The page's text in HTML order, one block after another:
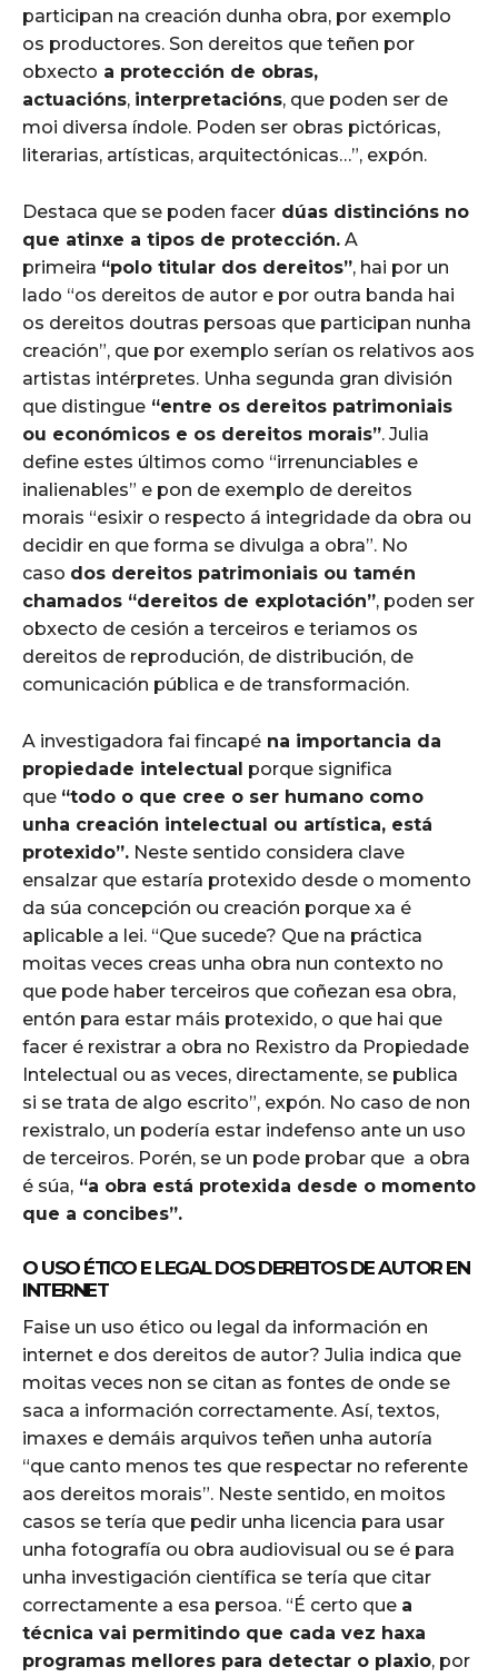
participan na creación dunha obra, por exemplo
os productores. Son dereitos que teñen por
obxecto a protección de obras,
actuacións, interpretacións, que poden ser de
moi diversa índole. Poden ser obras pictóricas,
literarias, artísticas, arquitectónicas…”, expón.
Destaca que se poden facer dúas distincións no
que atinxe a tipos de protección. A
primeira “polo titular dos dereitos”, hai por un
lado “os dereitos de autor e por outra banda hai
os dereitos doutras persoas que participan nunha
creación”, que por exemplo serían os relativos aos
artistas intérpretes. Unha segunda gran división
que distingue “entre os dereitos patrimoniais
ou económicos e os dereitos morais”. Julia
define estes últimos como “irrenunciables e
inalienables” e pon de exemplo de dereitos
morais “esixir o respecto á integridade da obra ou
decidir en que forma se divulga a obra”. No
caso dos dereitos patrimoniais ou tamén
chamados “dereitos de explotación”, poden ser
obxecto de cesión a terceiros e teriamos os
dereitos de reprodución, de distribución, de
comunicación pública e de transformación.
A investigadora fai fincapé na importancia da
propiedade intelectual porque significa
que “todo o que cree o ser humano como
unha creación intelectual ou artística, está
protexido”. Neste sentido considera clave
ensalzar que estaría protexido desde o momento
da súa concepción ou creación porque xa é
aplicable a lei. “Que sucede? Que na práctica
moitas veces creas unha obra nun contexto no
que pode haber terceiros que coñezan esa obra,
entón para estar máis protexido, o que hai que
facer é rexistrar a obra no Rexistro da Propiedade
Intelectual ou as veces, directamente, se publica
si se trata de algo escrito”, expón. No caso de non
rexistralo, un podería estar indefenso ante un uso
de terceiros. Porén, se un pode probar que a obra
é súa, “a obra está protexida desde o momento
que a concibes”.
O USO ÉTICO E LEGAL DOS DEREITOS DE AUTOR EN
INTERNET
Faise un uso ético ou legal da información en
internet e dos dereitos de autor? Julia indica que
moitas veces non se citan as fontes de onde se
saca a información correctamente. Así, textos,
imaxes e demáis arquivos teñen unha autoría
“que canto menos tes que respectar no referente
aos dereitos morais”. Neste sentido, en moitos
casos se tería que pedir unha licencia para usar
unha fotografía ou obra audiovisual ou se é para
unha investigación científica se tería que citar
correctamente a esa persoa. “É certo que a
técnica vai permitindo que cada vez haxa
programas mellores para detectar o plaxio, por